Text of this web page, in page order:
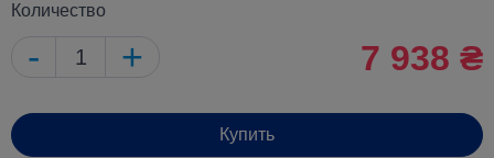
Количество
- + 7 938 ₴
Купить